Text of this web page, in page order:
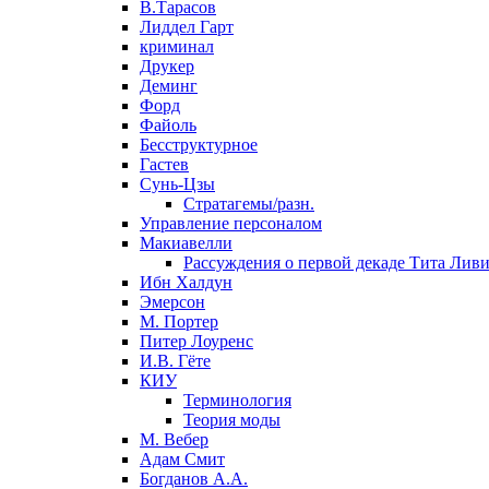
В.Тарасов
Лиддел Гарт
криминал
Друкер
Деминг
Форд
Файоль
Бесструктурное
Гастев
Сунь-Цзы
Стратагемы/разн.
Управление персоналом
Макиавелли
Рассуждения о первой декаде Тита
Ибн Халдун
Эмерсон
М. Портер
Питер Лоуренс
И.В. Гёте
КИУ
Терминология
Теория моды
М. Вебер
Адам Смит
Богданов А.А.